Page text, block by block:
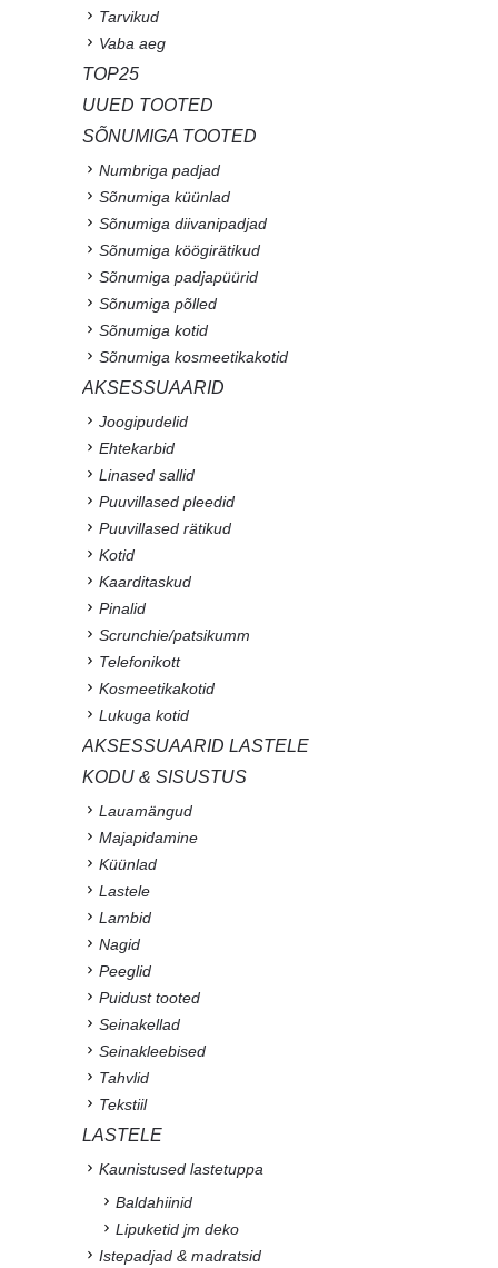
Tarvikud
Vaba aeg
TOP25
UUED TOOTED
SÕNUMIGA TOOTED
Numbriga padjad
Sõnumiga küünlad
Sõnumiga diivanipadjad
Sõnumiga köögirätikud
Sõnumiga padjapüürid
Sõnumiga põlled
Sõnumiga kotid
Sõnumiga kosmeetikakotid
AKSESSUAARID
Joogipudelid
Ehtekarbid
Linased sallid
Puuvillased pleedid
Puuvillased rätikud
Kotid
Kaarditaskud
Pinalid
Scrunchie/patsikumm
Telefonikott
Kosmeetikakotid
Lukuga kotid
AKSESSUAARID LASTELE
KODU & SISUSTUS
Lauamängud
Majapidamine
Küünlad
Lastele
Lambid
Nagid
Peeglid
Puidust tooted
Seinakellad
Seinakleebised
Tahvlid
Tekstiil
LASTELE
Kaunistused lastetuppa
Baldahiinid
Lipuketid jm deko
Istepadjad & madratsid